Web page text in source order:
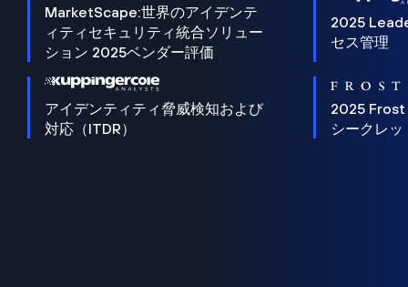
MarketScape:世界のアイデンテ
ィティセキュリティ統合ソリュー
ション 2025ベンダー評価
2025
セス管理
アイデンティティ脅威検知および
対応（ITDR）
2025 Frost
シークレッ